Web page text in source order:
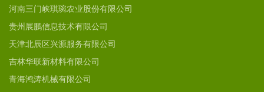
河南三门峡琪琬农业股份有限公司
贵州展鹏信息技术有限公司
天津北辰区兴源服务有限公司
吉林华联新材料有限公司
青海鸿涛机械有限公司